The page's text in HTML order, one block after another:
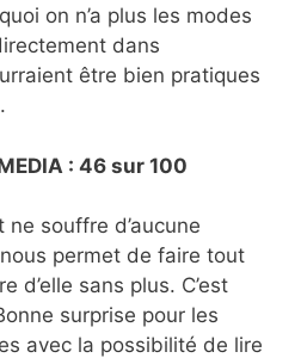
on n’a plus les modes
dans
être bien pratiques
: 46 sur 100
souffre d’aucune
permet de faire tout
d’elle sans plus. C’est
surprise pour les
avec la possibilité de lire